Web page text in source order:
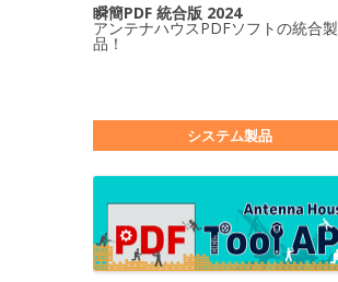
瞬簡PDF 統合版 2024
アンテナハウスPDFソフトの統合製
品！
システム製品